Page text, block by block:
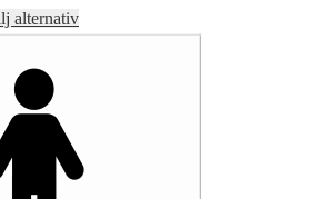
alternativDen
varianter.
De